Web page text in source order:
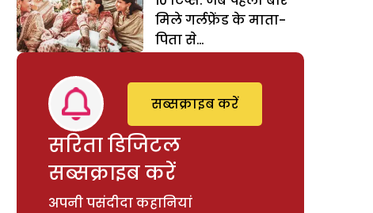
मिले गर्लफ्रेंड के माता-
पिता से…
सरिता डिजिटल
सब्सक्राइब करें
अपनी पसंदीदा कहानियां
सब्सक्राइब करें